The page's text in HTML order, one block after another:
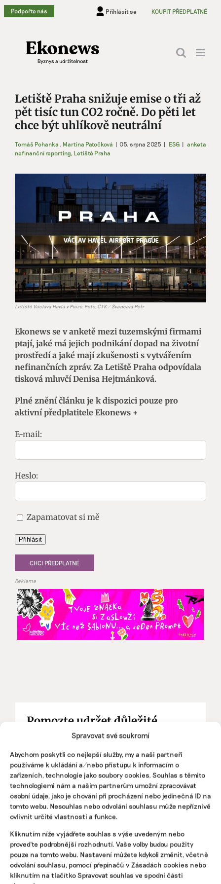
Spravovat své soukromí
Abychom poskytli co nejlepší služby, my a naši partneři
používáme k ukládání a/nebo přístupu k informacím o
zařízeních, technologie jako soubory cookies. Souhlas s těmito
technologiemi nám a našim partnerům umožní zpracovávat
osobní údaje, jako je chování při procházení nebo jedinečná ID na
tomto webu. Nesouhlas nebo odvolání souhlasu může nepříznivě
ovlivnit určité vlastnosti a funkce.
Kliknutím níže vyjádřete souhlas s výše uvedeným nebo
proveďte podrobnější rozhodnutí. Vaše volby budou použity
pouze na tomto webu. Nastavení můžete kdykoli změnit, včetně
odvolání souhlasu, pomocí přepínačů v Zásadách cookies nebo
kliknutím na tlačítko Spravovat souhlas ve spodní části
Přeskočit
na
Podpořte nás Přihlásit se KOUPIT PŘEDPLATNÉ
Letiště Praha snižuje emise o tři až
pět tisíc tun CO2 ročně. Do pěti let
chce být uhlíkově neutrální
Tomáš Pohanka , Martina Patočková | 05. srpna 2025 | ESG | anketa
nefinanční reporting, Letiště Praha
obrázek
Letiště Václava Havla v Praze. Foto: ČTK / Švancara Petr
Ekonews se v anketě mezi tuzemskými firmami
ptají, jaké má jejich podnikání dopad na životní
prostředí a jaké mají zkušenosti s vytvářením
nefinančních zpráv. Za Letiště Praha odpovídala
tisková mluvčí Denisa Hejtmánková.
Plné znění článku je k dispozici pouze pro
aktivní předplatitele Ekonews +
E-mail:
Heslo:
Zapamatovat si mě
Přihlásit
CHCI PŘEDPLATNÉ
Reklama
Pomozte udržet důležité
informace dostupné všem.
Díky vaší podpoře se můžeme pustit do témat,
která by jinak nevznikla.
Přispějte na vznik obsahu.